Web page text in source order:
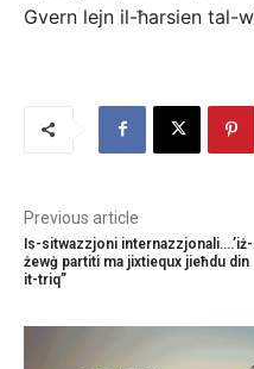
Gvern lejn il-ħarsien tal-
Previous article
Is-sitwazzjoni internazzjonali….’iż-
żewġ partiti ma jixtiequx jieħdu din
it-triq”